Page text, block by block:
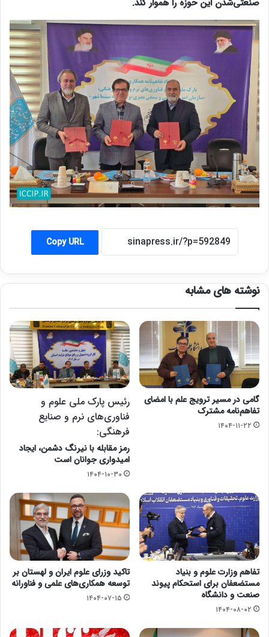
Copy URL
نوشته های مشابه
گامی در مسیر ترویج علم با امضای
تفاهم‌نامه مشترک
۱۴۰۴-۱۱-۲۲
رئیس پارک ملی علوم و
فناوری‌های نرم و صنایع
فرهنگی:
رمز مقابله با نیرنگ دشمن، ایجاد
امیدواری جوانان است
۱۴۰۴-۱۰-۳۰
تفاهم وزارت علوم و بنیاد
مستضعفان برای استحکام پیوند
صنعت و دانشگاه
۱۴۰۴-۰۸-۰۲
تاکید وزرای علوم ایران و لهستان بر
توسعه همکاری‌های علمی و فناورانه
۱۴۰۴-۰۷-۱۵